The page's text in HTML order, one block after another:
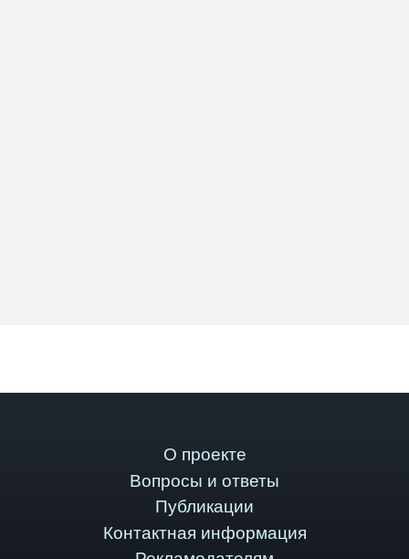
О проекте
Вопросы и ответы
Публикации
Контактная информация